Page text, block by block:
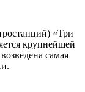
«Три
крупнейшей
самая